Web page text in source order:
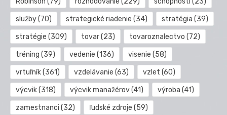
služby(70) strategické riadenie (34) stratégia (39)
stratégie (309) tovar(23) tovaroznalectvo (72)
tréning (39) vedenie (136) visenie (58)
vrtuľník(361) vzdelávanie (63) vzlet (60)
výcvik(318) výcvik manažérov(41) výroba (41)
zamestnanci (32) ľudské zdroje (59)